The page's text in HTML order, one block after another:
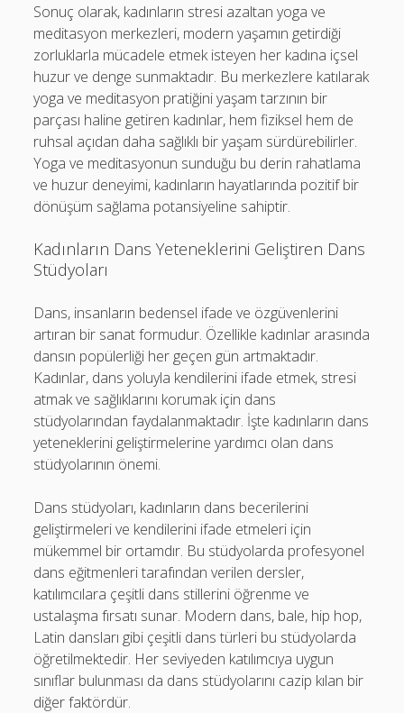
Sonuç olarak, kadınların stresi azaltan yoga ve
meditasyon merkezleri, modern yaşamın getirdiği
zorluklarla mücadele etmek isteyen her kadına içsel
huzur ve denge sunmaktadır. Bu merkezlere katılarak
yoga ve meditasyon pratiğini yaşam tarzının bir
parçası haline getiren kadınlar, hem fiziksel hem de
ruhsal açıdan daha sağlıklı bir yaşam sürdürebilirler.
Yoga ve meditasyonun sunduğu bu derin rahatlama
ve huzur deneyimi, kadınların hayatlarında pozitif bir
dönüşüm sağlama potansiyeline sahiptir.
Kadınların Dans Yeteneklerini Geliştiren Dans
Stüdyoları
Dans, insanların bedensel ifade ve özgüvenlerini
artıran bir sanat formudur. Özellikle kadınlar arasında
dansın popülerliği her geçen gün artmaktadır.
Kadınlar, dans yoluyla kendilerini ifade etmek, stresi
atmak ve sağlıklarını korumak için dans
stüdyolarından faydalanmaktadır. İşte kadınların dans
yeteneklerini geliştirmelerine yardımcı olan dans
stüdyolarının önemi.
Dans stüdyoları, kadınların dans becerilerini
geliştirmeleri ve kendilerini ifade etmeleri için
mükemmel bir ortamdır. Bu stüdyolarda profesyonel
dans eğitmenleri tarafından verilen dersler,
katılımcılara çeşitli dans stillerini öğrenme ve
ustalaşma fırsatı sunar. Modern dans, bale, hip hop,
Latin dansları gibi çeşitli dans türleri bu stüdyolarda
öğretilmektedir. Her seviyeden katılımcıya uygun
sınıflar bulunması da dans stüdyolarını cazip kılan bir
diğer faktördür.